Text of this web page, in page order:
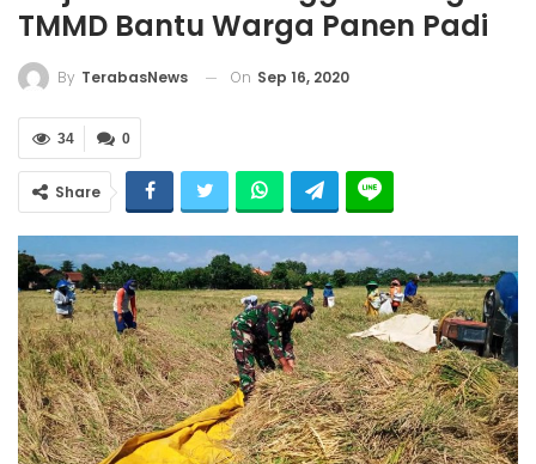
TMMD Bantu Warga Panen Padi
By TerabasNews On Sep 16, 2020
0
34
Share